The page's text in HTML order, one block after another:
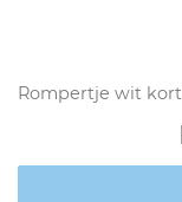
Rompertje wit